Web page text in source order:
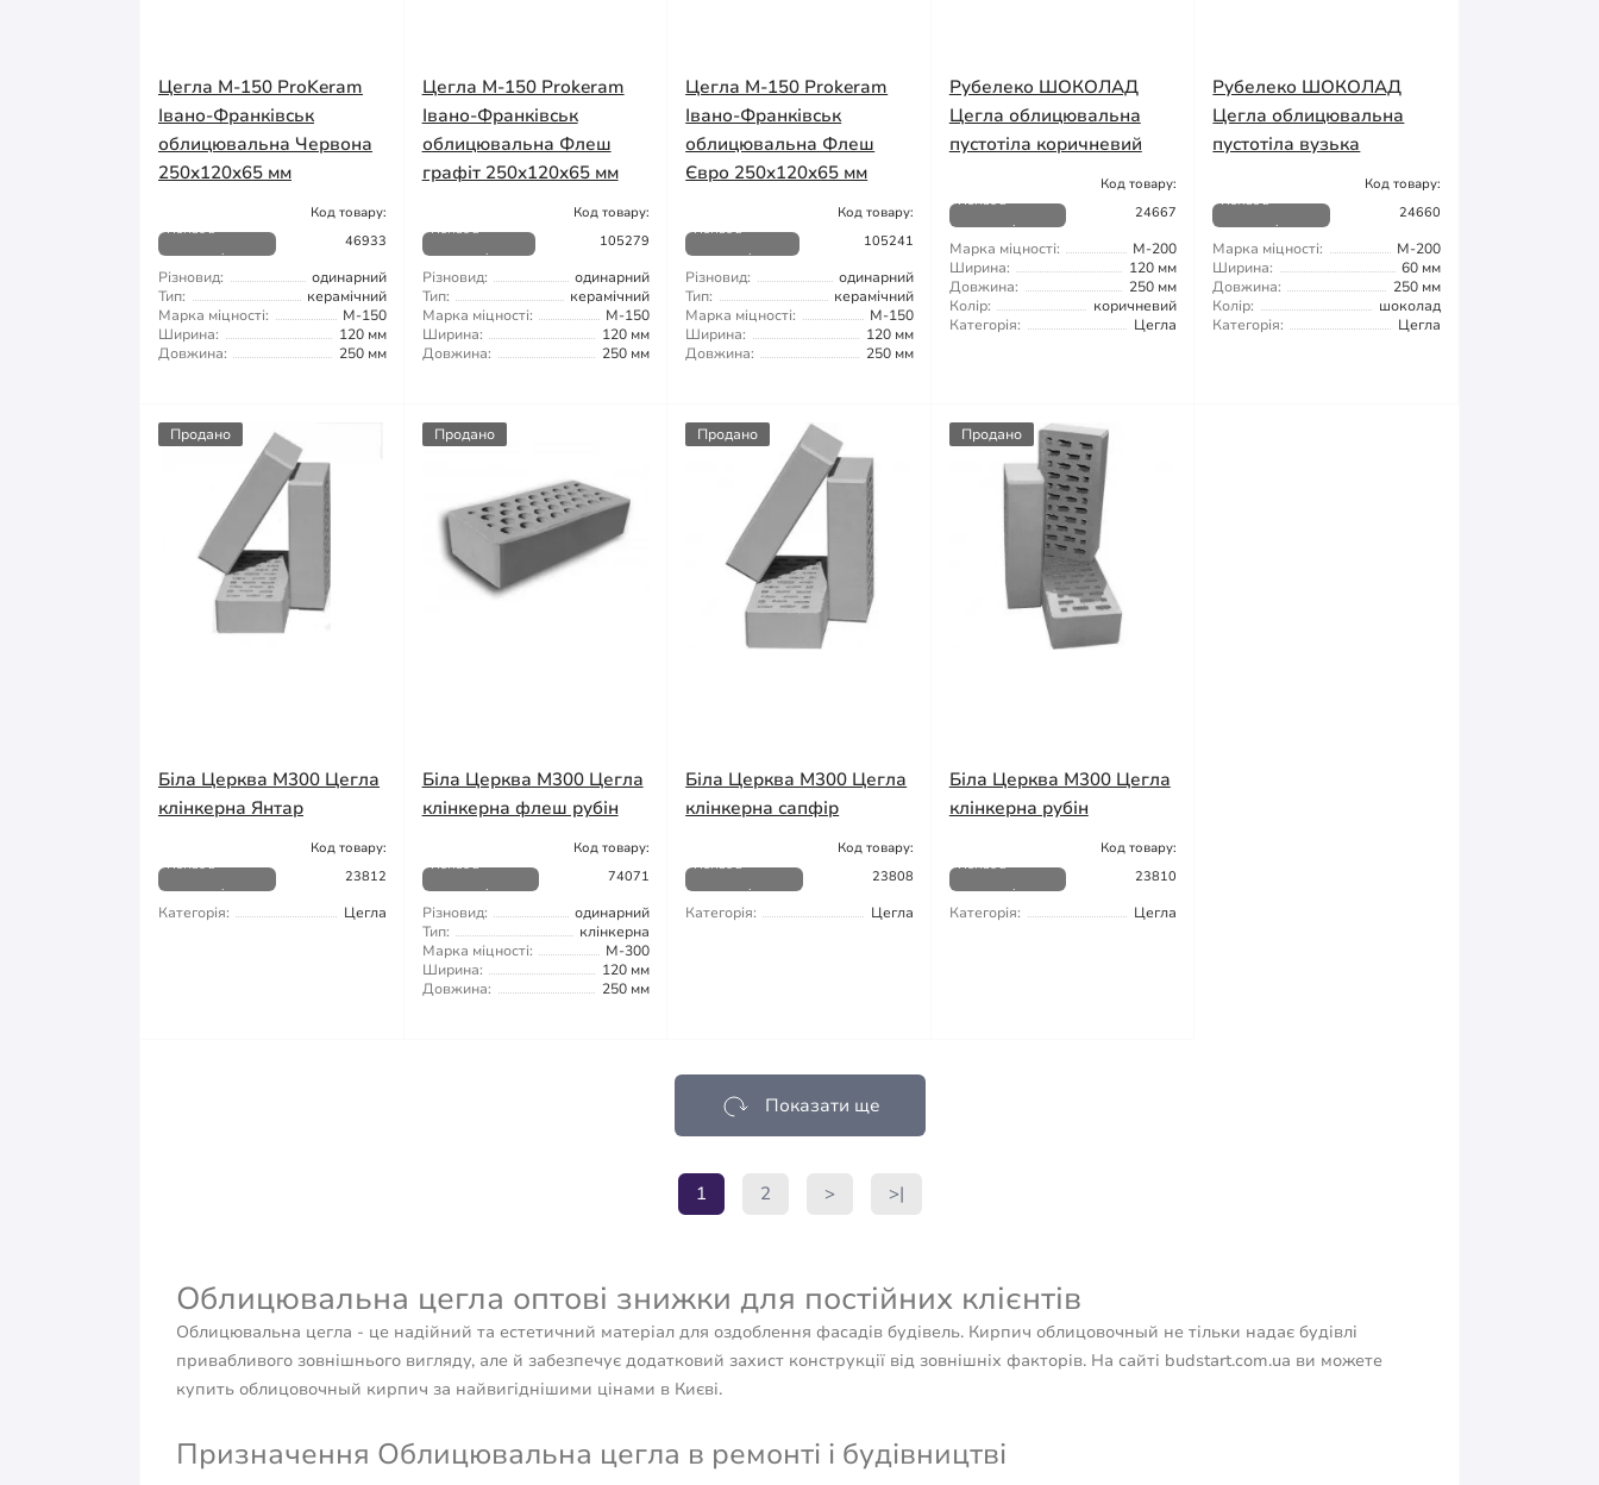
Цегла М-150 ProKeram
Івано-Франківськ
облицювальна Червона
250х120х65 мм
Немає в
наявності
Код товару:
46933
Різновид:
одинарний
Тип:
керамічний
Марка міцності:
М-150
Ширина:
120 мм
Довжина:
250 мм
Цегла М-150 Prokeram
Івано-Франківськ
облицювальна Флеш
графіт 250х120х65 мм
Немає в
наявності
Код товару:
105279
Різновид:
одинарний
Тип:
керамічний
Марка міцності:
М-150
Ширина:
120 мм
Довжина:
250 мм
Цегла М-150 Prokeram
Івано-Франківськ
облицювальна Флеш
Євро 250х120х65 мм
Немає в
наявності
Код товару:
105241
Різновид:
одинарний
Тип:
керамічний
Марка міцності:
М-150
Ширина:
120 мм
Довжина:
250 мм
Рубелеко ШОКОЛАД
Цегла облицювальна
пустотіла коричневий
Немає в
наявності
Код товару:
24667
Марка міцності:
М-200
Ширина:
120 мм
Довжина:
250 мм
Колір:
коричневий
Категорія:
Цегла
Рубелеко ШОКОЛАД
Цегла облицювальна
пустотіла вузька
Немає в
наявності
Код товару:
24660
Марка міцності:
М-200
Ширина:
60 мм
Довжина:
250 мм
Колір:
шоколад
Категорія:
Цегла
Продано
Біла Церква М300 Цегла
клінкерна Янтар
Немає в
наявності
Код товару:
23812
Категорія: Цегла
Продано
Біла Церква М300 Цегла
клінкерна флеш рубін
Немає в
наявності
Код товару:
74071
Різновид:
одинарний
Тип:
клінкерна
Марка міцності:
М-300
Ширина:
120 мм
Довжина:
250 мм
Продано
Біла Церква М300 Цегла
клінкерна сапфір
Немає в
наявності
Код товару:
23808
Категорія: Цегла
Продано
Біла Церква М300 Цегла
клінкерна рубін
Немає в
наявності
Код товару:
23810
Категорія: Цегла
Показати ще
1 2 > >|
Облицювальна цегла оптові знижки для постійних клієнтів
Облицювальна цегла - це надійний та естетичний матеріал для оздоблення фасадів будівель. Кирпич облицовочный не тільки надає будівлі
привабливого зовнішнього вигляду, але й забезпечує додатковий захист конструкції від зовнішніх факторів. На сайті budstart.com.ua ви можете
купить облицовочный кирпич за найвигіднішими цінами в Києві.
Призначення Облицювальна цегла в ремонті і будівництві